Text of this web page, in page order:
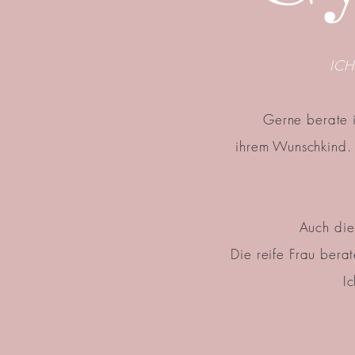
Gerne berate
ihrem
Auch
Die reife Frau